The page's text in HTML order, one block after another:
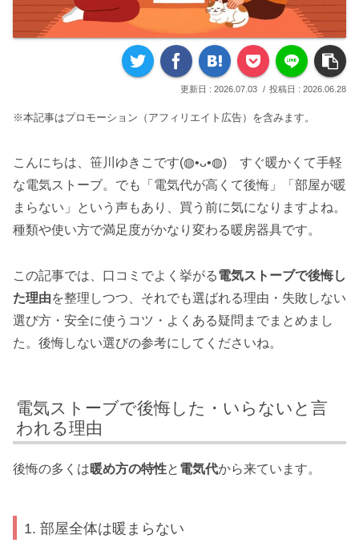
2026.07.03 2026.06.28
※本記事はプロモーション（アフィリエイト広告）を含みます。
こんにちは、笹川ゆきこです(◍•ᴗ•◍) すぐ暖かくて手軽
な電気ストーブ。でも「電気代が高くて後悔」「部屋が暖
まらない」という声もあり、買う前に気になりますよね。
種類や使い方で満足度がかなり変わる暖房器具です。
この記事では、口コミでよく挙がる電気ストーブで後悔し
た理由を整理しつつ、それでも選ばれる理由・失敗しない
選び方・安全に使うコツ・よくある疑問までまとめまし
た。後悔しない選びの参考にしてくださいね。
電気ストーブで後悔した・いらないと言
われる理由
後悔の多くは暖め方の特性と 電気代から来ています。
1. 部屋全体は暖まらない